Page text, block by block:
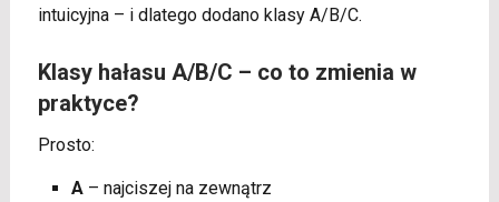
intuicyjna – i dlatego dodano klasy A/B/C.
Klasy hałasu A/B/C – co to zmienia w
praktyce?
Prosto:
A– najciszej na zewnątrz